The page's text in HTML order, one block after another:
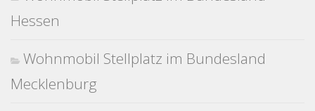
Hessen
Wohnmobil Stellplatz im Bundesland
Mecklenburg